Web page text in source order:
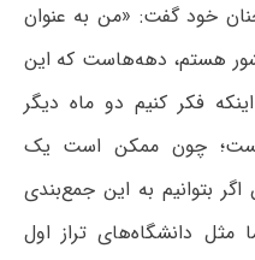
خود گفت: «من به عنوان
هستم، دهه‌هاست که این
فکر کنیم دو ماه دیگر
چون ممکن است یک
بتوانیم به این جمع‌بندی
مثل دانشگاه‌های تراز اول